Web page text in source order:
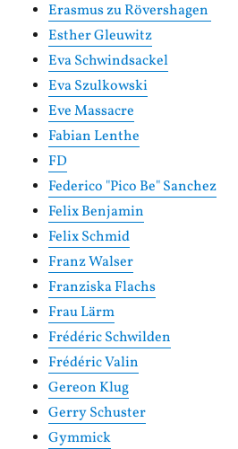
Erasmus zu Rövershagen
Esther Gleuwitz
Eva Schwindsackel
Eva Szulkowski
Eve Massacre
Fabian Lenthe
FD
Federico "Pico Be" Sanchez
Felix Benjamin
Felix Schmid
Franz Walser
Franziska Flachs
Frau Lärm
Frédéric Schwilden
Frédéric Valin
Gereon Klug
Gerry Schuster
Gymmick